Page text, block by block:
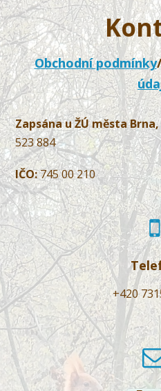
Obchodní podmínky
Zapsána u ŽÚ města
523 884
IČO:745 00 210
+420